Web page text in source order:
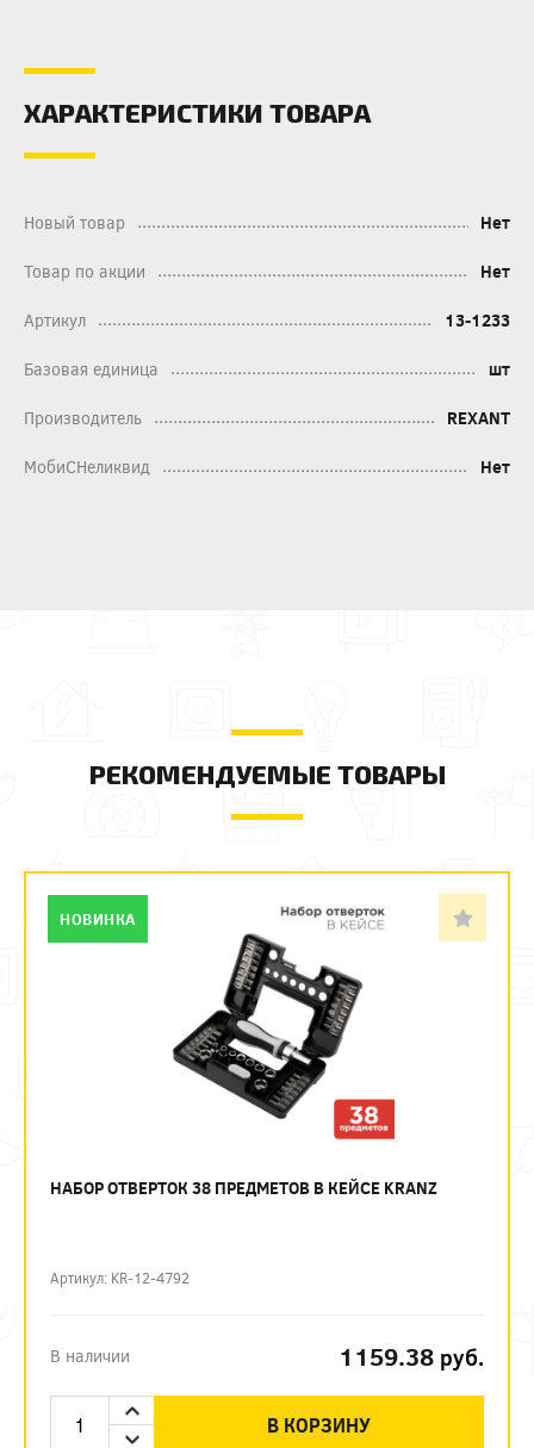
ХАРАКТЕРИСТИКИ ТОВАРА
Новый товар Нет
Товар по акции Нет
Артикул 13-1233
Базовая единица шт
Производитель REXANT
МобиСНеликвид Нет
РЕКОМЕНДУЕМЫЕ ТОВАРЫ
НАБОР ОТВЕРТОК 38 ПРЕДМЕТОВ В КЕЙСЕ KRANZ
Артикул: KR-12-4792
В наличии 1159.38 руб.
В КОРЗИНУ
НОВИНКА